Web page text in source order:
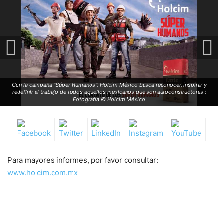
Con la campaña "Súper Humanos", Holcim México busca reconocer, inspirar y
redefinir el trabajo de todos aquellos mexicanos que son autoconstructores :
Fotografía © Holcim México
Para mayores informes, por favor consultar:
www.holcim.com.mx